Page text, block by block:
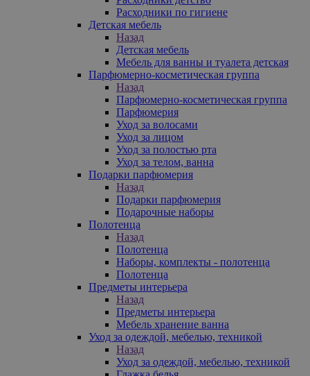
Расходники по гигиене
Детская мебель
Назад
Детская мебель
Мебель для ванны и туалета детская
Парфюмерно-косметическая группа
Назад
Парфюмерно-косметическая группа
Парфюмерия
Уход за волосами
Уход за лицом
Уход за полостью рта
Уход за телом, ванна
Подарки парфюмерия
Назад
Подарки парфюмерия
Подарочные наборы
Полотенца
Назад
Полотенца
Наборы, комплекты - полотенца
Полотенца
Предметы интерьера
Назад
Предметы интерьера
Мебель хранение ванна
Уход за одеждой, мебелью, техникой
Назад
Уход за одеждой, мебелью, техникой